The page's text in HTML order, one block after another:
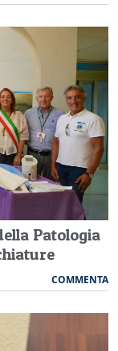
Patologia
COMMENTA